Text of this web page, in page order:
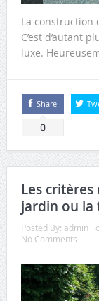
La construction
C’est d’autant
luxe.
Share
0
Les critères
jardin ou la
Posted By: admin
No Comments